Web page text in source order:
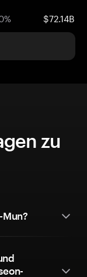
$72.14B
zu